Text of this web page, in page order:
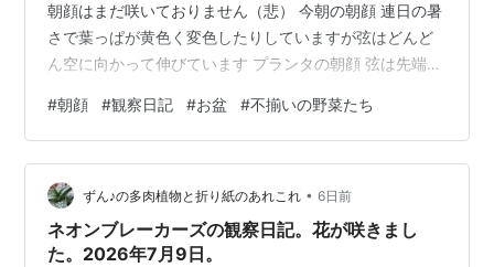
朝顔はまだ咲いておりません（悲） 今朝の朝顔 連日の暑
さで葉っぱが黄色く変色したりしていますが弦はどんど
ん空に向かって伸びています プランタの朝顔 弦は先端に
います葉を大きく開きそろそろの雰囲気を醸し出してい
ます 上の画像の右側て枚には小さな双葉が多く出てきて
いますなぜ、今頃になって発芽したのかよくわかりませ
んがまあ、にぎやかに咲いてくれればヨシ！とします 続
いて花壇の朝顔です 花壇の朝顔 こちらも、ネットの上部
の弦がしっかりし…
#朝顔 #観察日記 #お盆 #不揃いの野菜たち
ずん♪の多肉植物と折り紙のあれこれ • 6日前
ネオンブレーカーズの観察日記。花が咲きまし
た。2026年7月9日。